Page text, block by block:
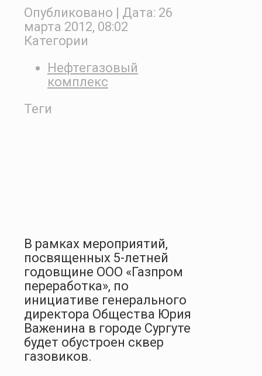
Опубликовано | Дата: 26
марта 2012, 08:02
Категории
Нефтегазовый
комплекс
Теги
В рамках мероприятий,
посвященных 5-летней
годовщине ООО «Газпром
переработка», по
инициативе генерального
директора Общества Юрия
Важенина в городе Сургуте
будет обустроен сквер
газовиков.